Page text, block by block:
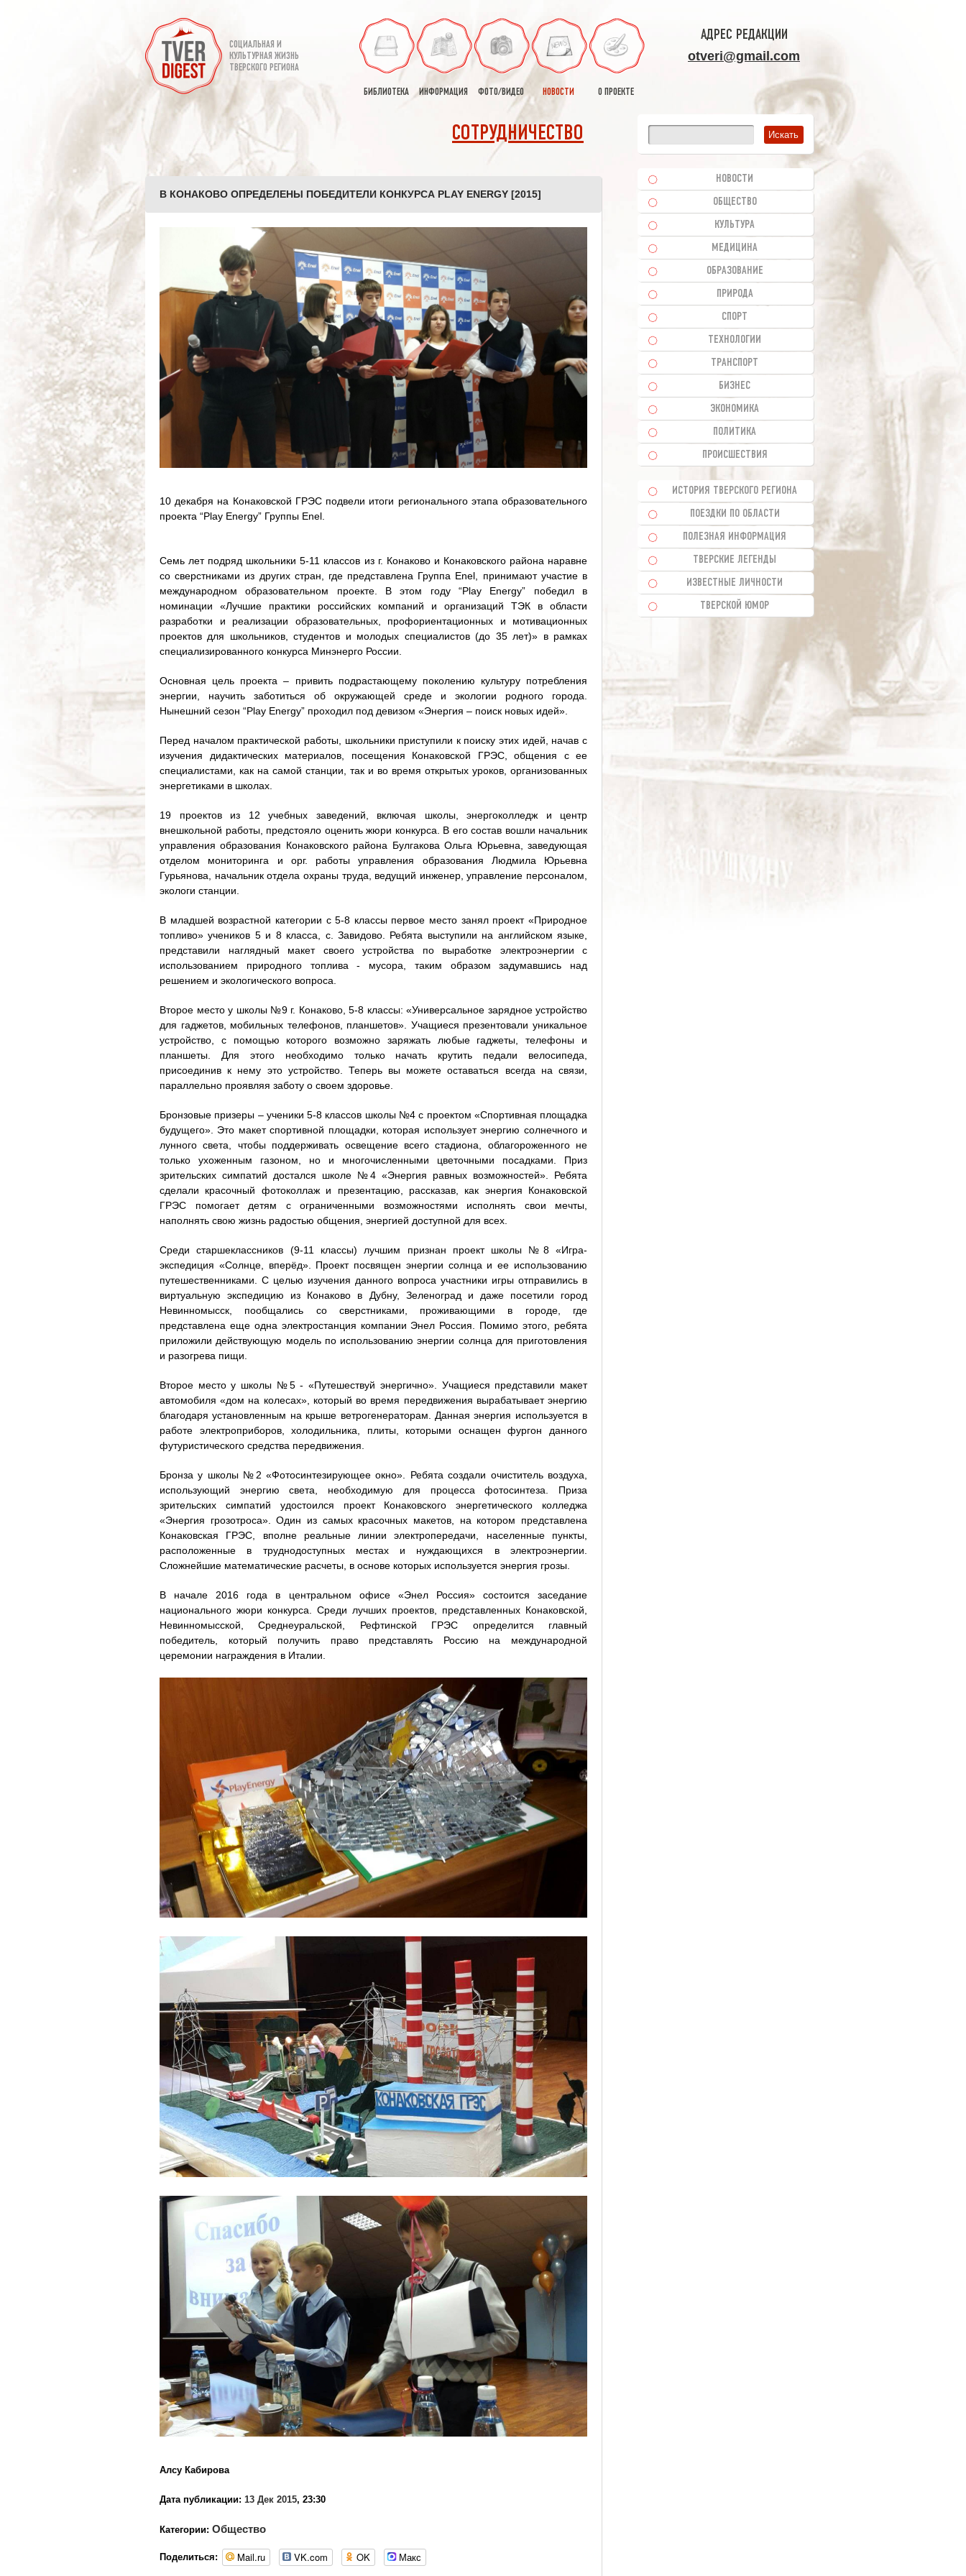
СОЦИАЛЬНАЯ И
КУЛЬТУРНАЯ ЖИЗНЬ
ТВЕРСКОГО РЕГИОНА
БИБЛИОТЕКА ИНФОРМАЦИЯ ФОТО/ВИДЕО НОВОСТИ О ПРОЕКТЕ
АДРЕС РЕДАКЦИИ
otveri@gmail.com
СОТРУДНИЧЕСТВО
В КОНАКОВО ОПРЕДЕЛЕНЫ ПОБЕДИТЕЛИ КОНКУРСА PLAY ENERGY [2015]
10 декабря на Конаковской ГРЭС подвели итоги регионального этапа образовательного
проекта “Play Energy” Группы Enel.
Семь лет подряд школьники 5-11 классов из г. Конаково и Конаковского района наравне
со сверстниками из других стран, где представлена Группа Enel, принимают участие в
международном образовательном проекте. В этом году “Play Energy” победил в
номинации «Лучшие практики российских компаний и организаций ТЭК в области
разработки и реализации образовательных, профориентационных и мотивационных
проектов для школьников, студентов и молодых специалистов (до 35 лет)» в рамках
специализированного конкурса Минэнерго России.
Основная цель проекта – привить подрастающему поколению культуру потребления
энергии, научить заботиться об окружающей среде и экологии родного города.
Нынешний сезон “Play Energy” проходил под девизом «Энергия – поиск новых идей».
Перед началом практической работы, школьники приступили к поиску этих идей, начав с
изучения дидактических материалов, посещения Конаковской ГРЭС, общения с ее
специалистами, как на самой станции, так и во время открытых уроков, организованных
энергетиками в школах.
19 проектов из 12 учебных заведений, включая школы, энергоколледж и центр
внешкольной работы, предстояло оценить жюри конкурса. В его состав вошли начальник
управления образования Конаковского района Булгакова Ольга Юрьевна, заведующая
отделом мониторинга и орг. работы управления образования Людмила Юрьевна
Гурьянова, начальник отдела охраны труда, ведущий инженер, управление персоналом,
экологи станции.
В младшей возрастной категории с 5-8 классы первое место занял проект «Природное
топливо» учеников 5 и 8 класса, с. Завидово. Ребята выступили на английском языке,
представили наглядный макет своего устройства по выработке электроэнергии с
использованием природного топлива - мусора, таким образом задумавшись над
решением и экологического вопроса.
Второе место у школы №9 г. Конаково, 5-8 классы: «Универсальное зарядное устройство
для гаджетов, мобильных телефонов, планшетов». Учащиеся презентовали уникальное
устройство, с помощью которого возможно заряжать любые гаджеты, телефоны и
планшеты. Для этого необходимо только начать крутить педали велосипеда,
присоединив к нему это устройство. Теперь вы можете оставаться всегда на связи,
параллельно проявляя заботу о своем здоровье.
Бронзовые призеры – ученики 5-8 классов школы №4 с проектом «Спортивная площадка
будущего». Это макет спортивной площадки, которая использует энергию солнечного и
лунного света, чтобы поддерживать освещение всего стадиона, облагороженного не
только ухоженным газоном, но и многочисленными цветочными посадками. Приз
зрительских симпатий достался школе №4 «Энергия равных возможностей». Ребята
сделали красочный фотоколлаж и презентацию, рассказав, как энергия Конаковской
ГРЭС помогает детям с ограниченными возможностями исполнять свои мечты,
наполнять свою жизнь радостью общения, энергией доступной для всех.
Среди старшеклассников (9-11 классы) лучшим признан проект школы №8 «Игра-
экспедиция «Солнце, вперёд». Проект посвящен энергии солнца и ее использованию
путешественниками. С целью изучения данного вопроса участники игры отправились в
виртуальную экспедицию из Конаково в Дубну, Зеленоград и даже посетили город
Невинномысск, пообщались со сверстниками, проживающими в городе, где
представлена еще одна электростанция компании Энел Россия. Помимо этого, ребята
приложили действующую модель по использованию энергии солнца для приготовления
и разогрева пищи.
Второе место у школы №5 - «Путешествуй энергично». Учащиеся представили макет
автомобиля «дом на колесах», который во время передвижения вырабатывает энергию
благодаря установленным на крыше ветрогенераторам. Данная энергия используется в
работе электроприборов, холодильника, плиты, которыми оснащен фургон данного
футуристического средства передвижения.
Бронза у школы №2 «Фотосинтезирующее окно». Ребята создали очиститель воздуха,
использующий энергию света, необходимую для процесса фотосинтеза. Приза
зрительских симпатий удостоился проект Конаковского энергетического колледжа
«Энергия грозотроса». Один из самых красочных макетов, на котором представлена
Конаковская ГРЭС, вполне реальные линии электропередачи, населенные пункты,
расположенные в труднодоступных местах и нуждающихся в электроэнергии.
Сложнейшие математические расчеты, в основе которых используется энергия грозы.
В начале 2016 года в центральном офисе «Энел Россия» состоится заседание
национального жюри конкурса. Среди лучших проектов, представленных Конаковской,
Невинномысской, Среднеуральской, Рефтинской ГРЭС определится главный
победитель, который получить право представлять Россию на международной
церемонии награждения в Италии.
Алсу Кабирова
Дата публикации: 13 Дек 2015, 23:30
Категории: Общество
Поделиться: Mail.ru VK.com OK Макс
НОВОСТИ
ОБЩЕСТВО
КУЛЬТУРА
МЕДИЦИНА
ОБРАЗОВАНИЕ
ПРИРОДА
СПОРТ
ТЕХНОЛОГИИ
ТРАНСПОРТ
БИЗНЕС
ЭКОНОМИКА
ПОЛИТИКА
ПРОИСШЕСТВИЯ
ИСТОРИЯ ТВЕРСКОГО РЕГИОНА
ПОЕЗДКИ ПО ОБЛАСТИ
ПОЛЕЗНАЯ ИНФОРМАЦИЯ
ТВЕРСКИЕ ЛЕГЕНДЫ
ИЗВЕСТНЫЕ ЛИЧНОСТИ
ТВЕРСКОЙ ЮМОР